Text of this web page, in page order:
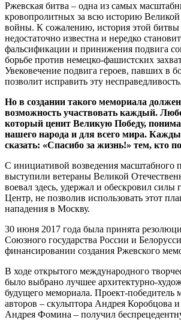
Ржевская битва – одна из самых
кровопролитных за всю историю Великой
войны. К сожалению, история этой битвы
недостаточно известна и нередко
фальсификации и принижения подвига
борьбе против немецко-фашистских
Увековечение подвига героев, павших в
позволит исправить эту несправедливость.
Но в создании такого мемориала
возможность участвовать каждый.
который ценит Великую Победу,
нашего народа и для всего мира.
сказать: «Спасибо за жизнь!» тем, кто
С инициативой возведения масштабного
выступили ветераны Великой
воевал здесь, удержал и обескровил силы
Центр, не позволив использовать этот
нападения в Москву.
30 июня 2017 года была принята
Союзного государства России и
финансировании создания Ржевского
В ходе открытого международного
было выбрано лучшее архитектурно-
будущего мемориала. Проект-победитель
авторов – скульптора Андрея Коробцова и
Андрея Фомина – получил